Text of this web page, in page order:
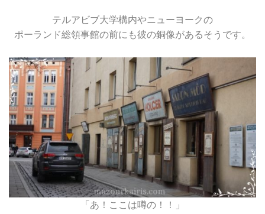
テルアビブ大学構内やニューヨークの
ポーランド総領事館の前にも彼の銅像があるそうです。
「あ！ここは噂の！！」